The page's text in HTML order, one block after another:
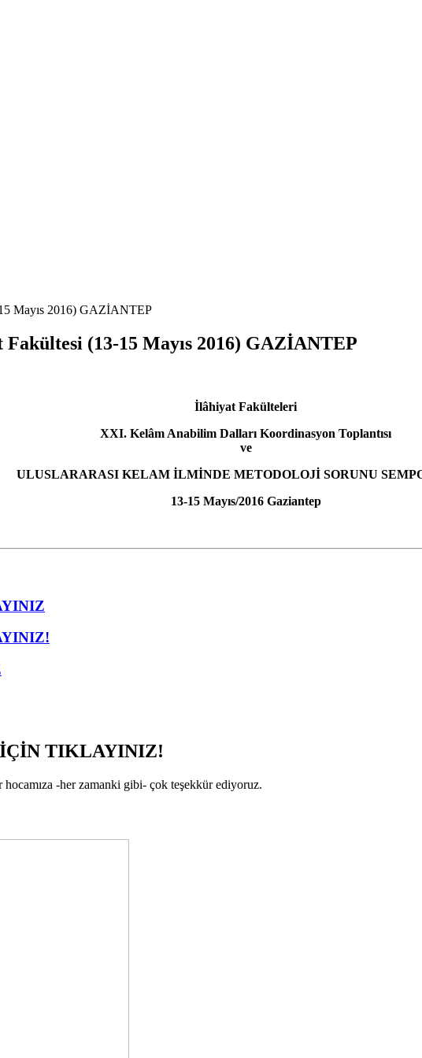
Mayıs 2016) GAZİANTEP
(13-15 Mayıs 2016) GAZİANTEP
İlâhiyat Fakülteleri
XXI. Kelâm Anabilim Dalları Koordinasyon Toplantısı
ve
ULUSLARARASI KELAM İLMİNDE METODOLOJİ SORUNU
13-15 Mayıs/2016 Gaziantep
TIKLAYINIZ!
-her zamanki gibi- çok teşekkür ediyoruz.